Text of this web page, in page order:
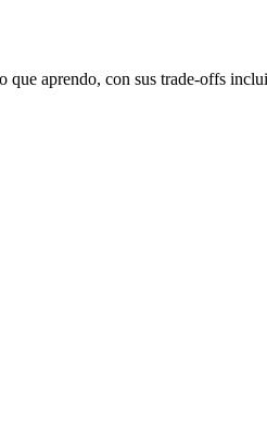
que aprendo, con sus trade-offs